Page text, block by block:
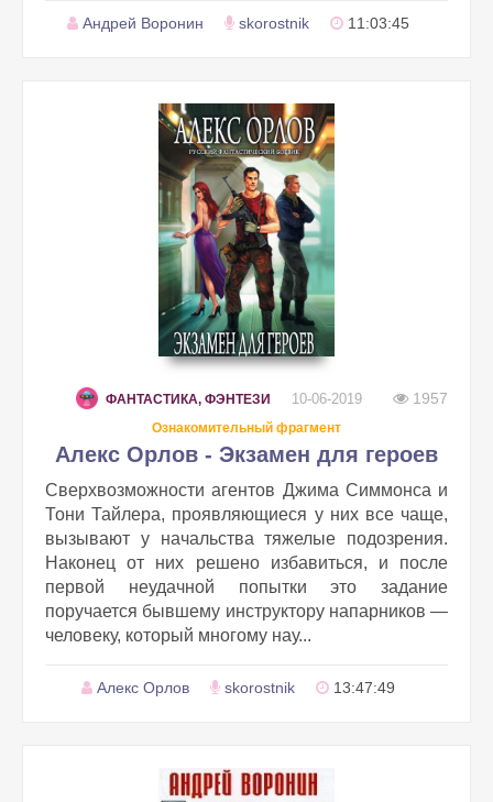
Андрей Воронин skorostnik 11:03:45
ФАНТАСТИКА, ФЭНТЕЗИ 10-06-2019 1957
Ознакомительный фрагмент
Алекс Орлов - Экзамен для героев
Сверхвозможности агентов Джима Симмонса и
Тони Тайлера, проявляющиеся у них все чаще,
вызывают у начальства тяжелые подозрения.
Наконец от них решено избавиться, и после
первой неудачной попытки это задание
поручается бывшему инструктору напарников —
человеку, который многому нау...
Алекс Орлов skorostnik 13:47:49